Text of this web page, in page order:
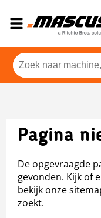
Pagina
De opgevraagde
gevonden. Kijk of
bekijk onze
zoekt.